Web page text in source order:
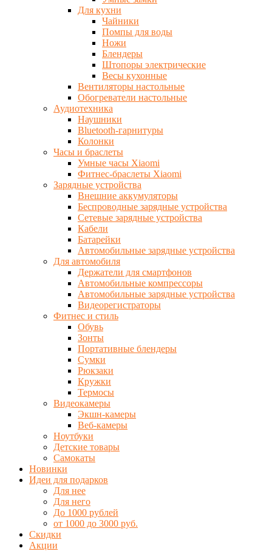
Для кухни
Чайники
Помпы для воды
Ножи
Блендеры
Штопоры электрические
Весы кухонные
Вентиляторы настольные
Обогреватели настольные
Аудиотехника
Наушники
Bluetooth-гарнитуры
Колонки
Часы и браслеты
Умные часы Xiaomi
Фитнес-браслеты Xiaomi
Зарядные устройства
Внешние аккумуляторы
Беспроводные зарядные устройства
Сетевые зарядные устройства
Кабели
Батарейки
Автомобильные зарядные устройства
Для автомобиля
Держатели для смартфонов
Автомобильные компрессоры
Автомобильные зарядные устройства
Видеорегистраторы
Фитнес и стиль
Обувь
Зонты
Портативные блендеры
Сумки
Рюкзаки
Кружки
Термосы
Видеокамеры
Экшн-камеры
Веб-камеры
Ноутбуки
Детские товары
Самокаты
Новинки
Идеи для подарков
Для нее
Для него
До 1000 рублей
от 1000 до 3000 руб.
Скидки
Акции